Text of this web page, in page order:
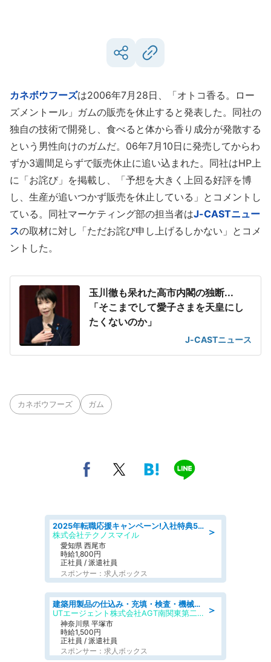
カネボウフーズは2006年7月28日、「オトコ香る。ロー
ズメントール」ガムの販売を休止すると発表した。同社の
独自の技術で開発し、食べると体から香り成分が発散する
という男性向けのガムだ。06年7月10日に発売してからわ
ずか3週間足らずで販売休止に追い込まれた。同社はHP上
に「お詫び」を掲載し、「予想を大きく上回る好評を博
し、生産が追いつかず販売を休止している」とコメントし
ている。同社マーケティング部の担当者はJ-CASTニュー
スの取材に対し「ただお詫び申し上げるしかない」とコメ
ントした。
玉川徹も呆れた高市内閣の独断...
「そこまでして愛子さまを天皇にし
たくないのか」
J-CASTニュース
カネボウフーズ ガム
＞
2025年転職応援キャンペーン!入社特典58万円/デンソーで働こう!自動車工場で小型部品の検査業務 denso aichi
株式会社テクノスマイル
愛知県 西尾市
時給1,800円
正社員 / 派遣社員
スポンサー：求人ボックス
＞
建築用製品の仕込み・充填・検査・機械操作/寮完備/日払い/工場・製造
UTエージェント株式会社AGT南関東第二CU
神奈川県 平塚市
時給1,500円
正社員 / 派遣社員
スポンサー：求人ボックス